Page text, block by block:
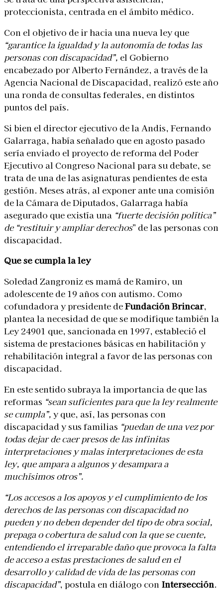
proteccionista, centrada en el ámbito médico.
Con el objetivo de ir hacia una nueva ley que
“garantice la igualdad y la autonomía de todas las
personas con discapacidad”, el Gobierno
encabezado por Alberto Fernández, a través de la
Agencia Nacional de Discapacidad, realizó este año
una ronda de consultas federales, en distintos
puntos del país.
Si bien el director ejecutivo de la Andis, Fernando
Galarraga, había señalado que en agosto pasado
sería enviado el proyecto de reforma del Poder
Ejecutivo al Congreso Nacional para su debate, se
trata de una de las asignaturas pendientes de esta
gestión. Meses atrás, al exponer ante una comisión
de la Cámara de Diputados, Galarraga había
asegurado que existía una “fuerte decisión política”
de “restituir y ampliar derechos” de las personas con
discapacidad.
Que se cumpla la ley
Soledad Zangroniz es mamá de Ramiro, un
adolescente de 19 años con autismo. Como
cofundadora y presidente deFundación Brincar,
plantea la necesidad de que se modifique también la
Ley 24901 que, sancionada en 1997, estableció el
sistema de prestaciones básicas en habilitación y
rehabilitación integral a favor de las personas con
discapacidad.
En este sentido subraya la importancia de que las
reformas “sean suficientes para que la ley realmente
se cumpla”, y que, así, las personas con
discapacidad y sus familias “puedan de una vez por
todas dejar de caer presos de las infinitas
interpretaciones y malas interpretaciones de esta
ley, que ampara a algunos y desampara a
muchísimos otros”.
“Los accesos a los apoyos y el cumplimiento de los
derechos de las personas con discapacidad no
pueden y no deben depender del tipo de obra social,
prepaga o cobertura de salud con la que se cuente,
entendiendo el irreparable daño que provoca la falta
de acceso a estas prestaciones de salud en el
desarrollo y calidad de vida de las personas con
discapacidad”, postula en diálogo con Intersección.